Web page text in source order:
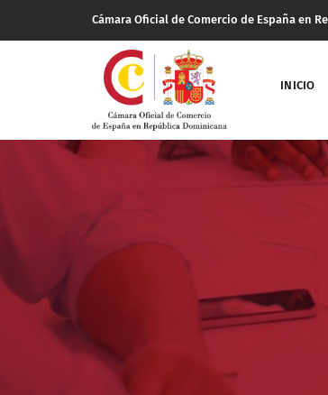
Cámara Oficial de Comercio de España en
INICIO